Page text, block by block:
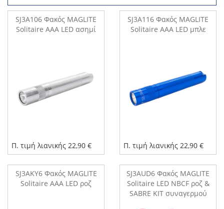
SJ3A106 Φακός MAGLITE
Solitaire AAA LED ασημί
Π. τιμή λιανικής 22,90 €
SJ3A116 Φακός MAGLITE
Solitaire AAA LED μπλε
Π. τιμή λιανικής 22,90 €
SJ3AKY6 Φακός MAGLITE
Solitaire AAA LED ροζ
SJ3AUD6 Φακός MAGLITE
Solitaire LED NBCF ροζ &
SABRE KIT συναγερμού